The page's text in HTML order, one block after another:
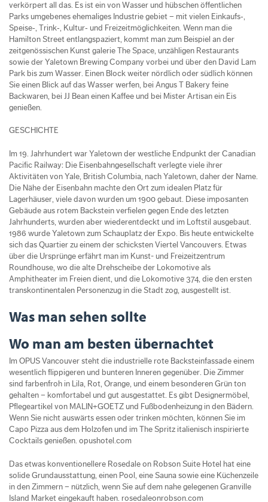
verkörpert all das. Es ist ein von Wasser und hübschen öffentlichen
Parks umge­benes ehemaliges Industrie­ gebiet – mit vielen Einkaufs‐,
Speise‐, Trink‐, Kultur‐ und Freizeitmöglichkeiten. Wenn man die
Hamilton Street entlangspaziert, kommt man zum Beispiel an der
zeitgenössischen Kunst­ galerie The Space, unzähligen Restaurants
sowie der Yaletown Brewing Company vorbei und über den David Lam
Park bis zum Wasser. Einen Block wei­ter nördlich oder südlich kön­nen
Sie einen Blick auf das Wasser werfen, bei Angus T Bakery feine
Backwaren, bei JJ Bean einen Kaffee und bei Mister Artisan ein Eis
genießen.
GESCHICHTE
Im 19. Jahrhundert war Yaletown der westliche Endpunkt der Canadian
Pacific Railway: Die Eisenbahngesellschaft verlegte viele ihrer
Aktivitäten von Yale, British Columbia, nach Yaletown, daher der Name.
Die Nähe der Eisenbahn machte den Ort zum idealen Platz für
Lagerhäuser, viele davon wurden um 1900 gebaut. Diese im­posanten
Gebäude aus rotem Backstein verfielen gegen Ende des letzten
Jahrhunderts, wurden aber wiederentdeckt und im Loftstil ausgebaut.
1986 wur­de Yaletown zum Schauplatz der Expo. Bis heute entwickelte
sich das Quartier zu einem der schicksten Viertel Vancouvers. Etwas
über die Ursprünge erfährt man im Kunst- und Freizeitzentrum
Roundhouse, wo die alte Drehscheibe der Lokomotive als
Amphitheater im Freien dient, und die Lokomotive 374, die den ersten
transkontinentalen Personenzug in die Stadt zog, ausgestellt ist.
Was man sehen sollte
Wo man am besten übernachtet
Im OPUS Vancouver steht die industrielle rote Backsteinfas­sade einem
wesentlich flippigeren und bunteren Inneren gegenüber. Die Zimmer
sind farbenfroh in Lila, Rot, Orange, und einem besonderen Grün­ ton
gehalten – komfortabel und gut ausgestattet. Es gibt Desi­gnermöbel,
Pflegeartikel von MALIN+GOETZ und Fußbo­denheizung in den Bädern.
Wenn Sie nicht auswärts essen oder trinken möchten, können Sie im
Capo Pizza aus dem Holzofen und im The Spritz italienisch inspirierte
Cocktails genießen. opushotel.com
Das etwas konventionellere Rosedale on Robson Suite Hotel hat eine
solide Grund­ausstattung, einen Pool, eine Sauna sowie eine Küchenzeile
in den Zimmern – nützlich, wenn Sie auf dem nahe gelegenen Granville
Island Market eingekauft haben. rosedaleonrobson.com